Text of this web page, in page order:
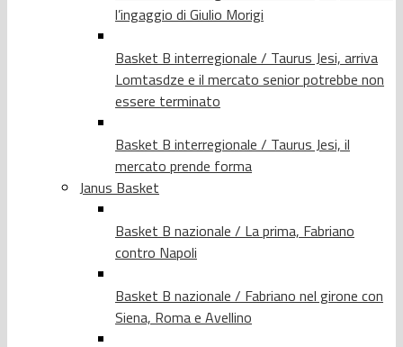
l’ingaggio di Giulio Morigi
Basket B interregionale / Taurus Jesi, arriva
Lomtasdze e il mercato senior potrebbe non
essere terminato
Basket B interregionale / Taurus Jesi, il
mercato prende forma
Janus Basket
Basket B nazionale / La prima, Fabriano
contro Napoli
Basket B nazionale / Fabriano nel girone con
Siena, Roma e Avellino